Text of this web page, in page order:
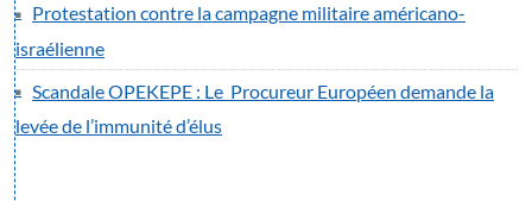
Protestation contre la campagne militaire américano-
israélienne
Scandale OPEKEPE : Le Procureur Européen demande la
levée de l’immunité d’élus